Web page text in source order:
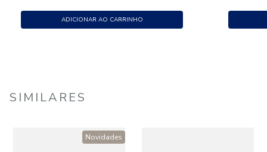
ADICIONAR AO CARRINHO
SIMILARES
Novidades